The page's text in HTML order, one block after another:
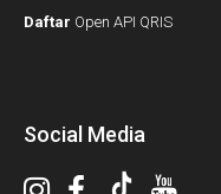
Daftar Open API QRIS
Social Media